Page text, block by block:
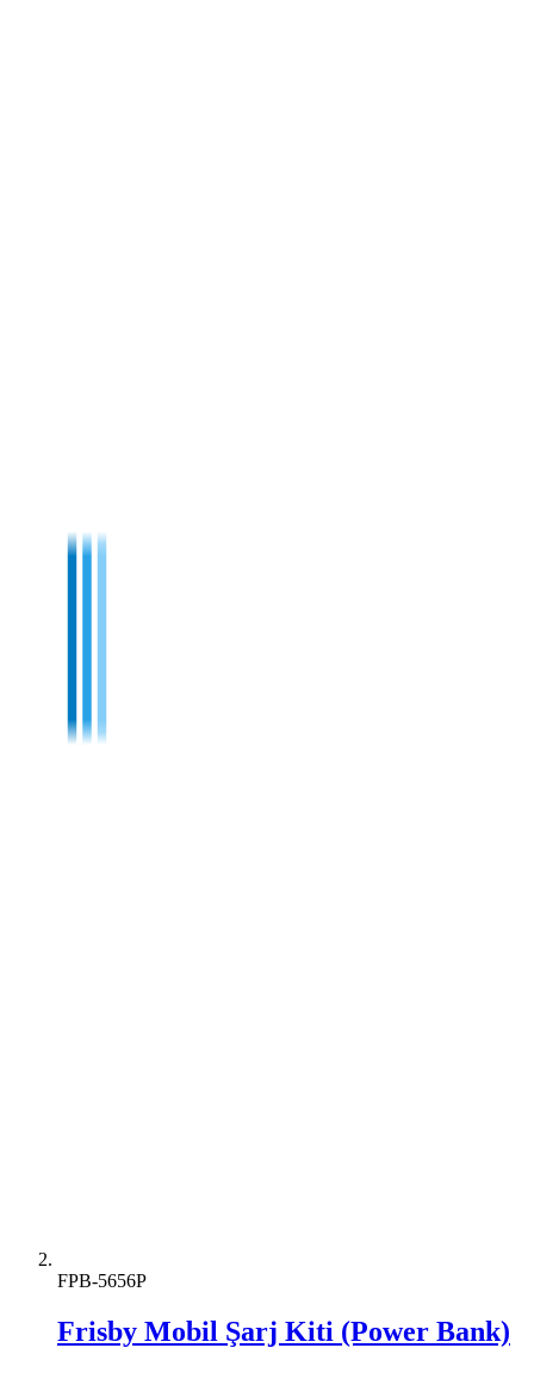
FPB-5656P
Frisby Mobil Şarj Kiti (Power Bank)